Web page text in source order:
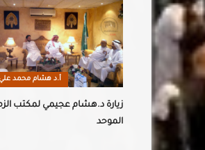
أ.د هشام محمد
زيارة د.هشام عجيمي لمكتب
الموحد
علي عجيمي
أ.د هشام